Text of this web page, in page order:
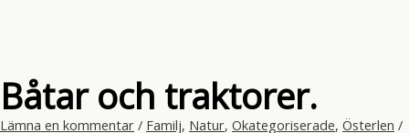
Båtar och traktorer.
Lämna en kommentar / Familj, Natur, Okategoriserade, Österlen /